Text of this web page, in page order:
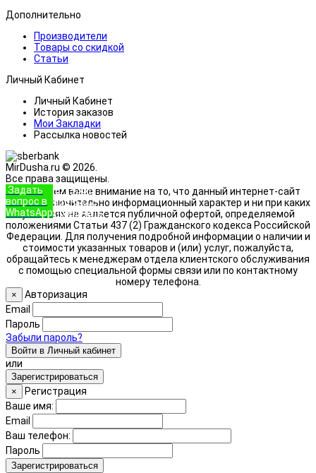
Дополнительно
Производители
Товары со скидкой
Статьи
Личный Кабинет
Личный Кабинет
История заказов
Мои Закладки
Рассылка новостей
MirDusha.ru © 2026.
Все права защищены.
Обращаем ваше внимание на то, что данный интернет-сайт
носит исключительно информационный характер и ни при каких
условиях не является публичной офертой, определяемой
положениями Статьи 437 (2) Гражданского кодекса Российской
Федерации. Для получения подробной информации о наличии и
стоимости указанных товаров и (или) услуг, пожалуйста,
обращайтесь к менеджерам отдела клиентского обслуживания
с помощью специальной формы связи или по контактному
номеру телефона.
Задать
вопрос в
WhatsApp
+7 (933)
888-8322
Позвонить
×
Авторизация
Email
Пароль
Забыли пароль?
Войти в Личный кабинет
или
Зарегистрироваться
×
Регистрация
Ваше имя:
Email
Ваш телефон:
Пароль
Зарегистрироваться